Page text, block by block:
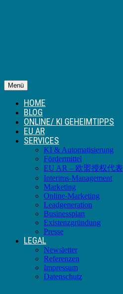
Menü
HOME
BLOG
ONLINE/ KI GEHEIMTIPPS
EU AR
SERVICES
KI & Automatisierung
Fördermittel
EU AR – 欧盟授权代表
Interims-Management
Marketing
Online-Marketing
Leadgeneration
Businessplan
Existenzgründung
Presse
LEGAL
Newsletter
Referenzen
Impressum
Datenschutz